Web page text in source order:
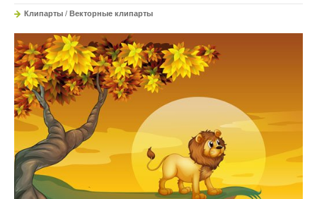
Клипарты / Векторные клипарты